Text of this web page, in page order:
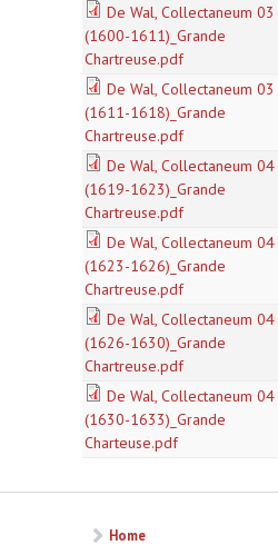
De Wal, Collectaneum 03
(1600-1611)_Grande
Chartreuse.pdf
De Wal, Collectaneum 03
(1611-1618)_Grande
Chartreuse.pdf
De Wal, Collectaneum 04
(1619-1623)_Grande
Chartreuse.pdf
De Wal, Collectaneum 04
(1623-1626)_Grande
Chartreuse.pdf
De Wal, Collectaneum 04
(1626-1630)_Grande
Chartreuse.pdf
De Wal, Collectaneum 04
(1630-1633)_Grande
Charteuse.pdf
Home